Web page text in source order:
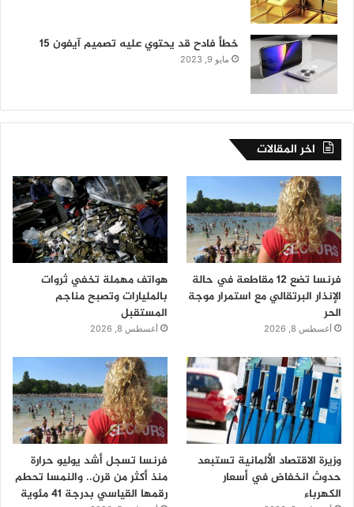
خطأ فادح قد يحتوي عليه تصميم آيفون 15
مايو 9, 2023
اخر المقالات
فرنسا تضع 12 مقاطعة في حالة
الإنذار البرتقالي مع استمرار موجة
الحر
أغسطس 8, 2026
هواتف مهملة تخفي ثروات
بالمليارات وتصبح مناجم
المستقبل
أغسطس 8, 2026
وزيرة الاقتصاد الألمانية تستبعد
حدوث انخفاض في أسعار
الكهرباء
فرنسا تسجل أشد يوليو حرارة
منذ أكثر من قرن.. والنمسا تحطم
رقمها القياسي بدرجة 41 مئوية